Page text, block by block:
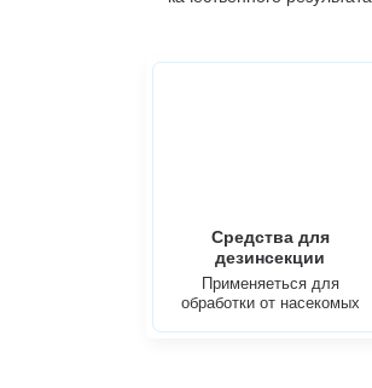
Средства для
дезинсекции
Применяеться для
обработки от насекомых